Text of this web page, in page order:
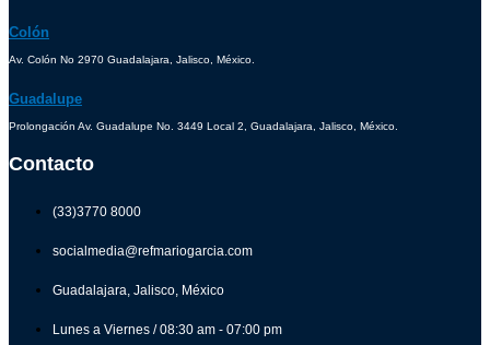
Colón
Av. Colón No 2970 Guadalajara, Jalisco, México.
Guadalupe
Prolongación Av. Guadalupe No. 3449 Local 2, Guadalajara, Jalisco, México.
Contacto
(33)3770 8000
socialmedia@refmariogarcia.com
Guadalajara, Jalisco, México
Lunes a Viernes / 08:30 am - 07:00 pm